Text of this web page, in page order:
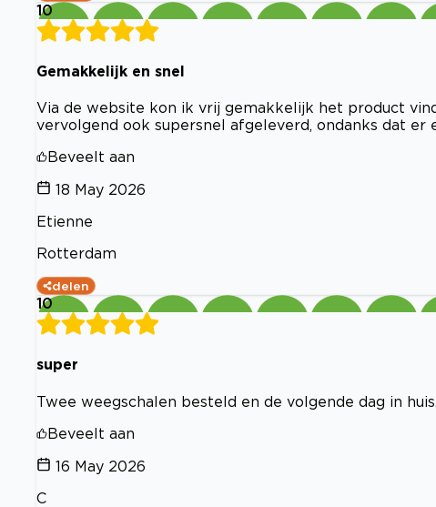
10
Gemakkelijk en snel
Via de website kon ik vrij gemakkelijk het product
vervolgend ook supersnel afgeleverd, ondanks dat er
Beveelt aan
18 May 2026
Etienne
Rotterdam
delen
10
super
Twee weegschalen besteld en de volgende dag in
Beveelt aan
16 May 2026
C